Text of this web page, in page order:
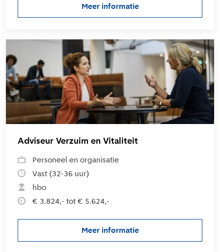
Meer informatie
over de vacature Medewerker
Adviseur Verzuim en Vitaliteit
Personeel en organisatie
Vast (32-36 uur)
hbo
€ 3.824,- tot € 5.624,-
Meer informatie
over de vacature Adviseur